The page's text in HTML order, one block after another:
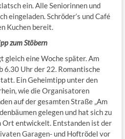
ein. Alle Seniorinnen und
eingeladen. Schröder‘s und Café
Kuchen bereit.
zum Stöbern
eine Woche später. Am
6.30 Uhr der 22. Romantische
Ein Geheimtipp unter den
wie die Organisatoren
auf der gesamten Straße „Am
gelegen und hat sich zu
entwickelt. Entstanden ist der
Garagen- und Hoftrödel vor